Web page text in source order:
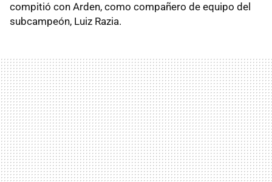
compitió con Arden, como compañero de equipo del
subcampeón, Luiz Razia.